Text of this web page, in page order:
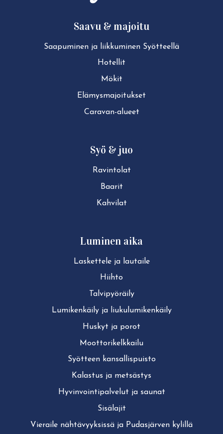
Saavu & majoitu
Saapuminen ja liikkuminen Syötteellä
Hotellit
Mökit
Elä­mys­ma­joi­tuk­set
Caravan-alueet
Syö & juo
Ravintolat
Baarit
Kahvilat
Luminen aika
Laskettele ja lautaile
Hiihto
Tal­vi­pyö­räi­ly
Lu­mi­ken­käi­ly ja liu­ku­lu­mi­ken­käi­ly
Huskyt ja porot
Moot­to­ri­kelk­kai­lu
Syötteen kan­sal­lis­puis­to
Kalastus ja metsästys
Hy­vin­voin­ti­pal­ve­lut ja saunat
Sisälajit
Vieraile näh­tä­vyyk­sis­sä ja Pudasjärven kylillä